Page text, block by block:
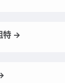
特 →